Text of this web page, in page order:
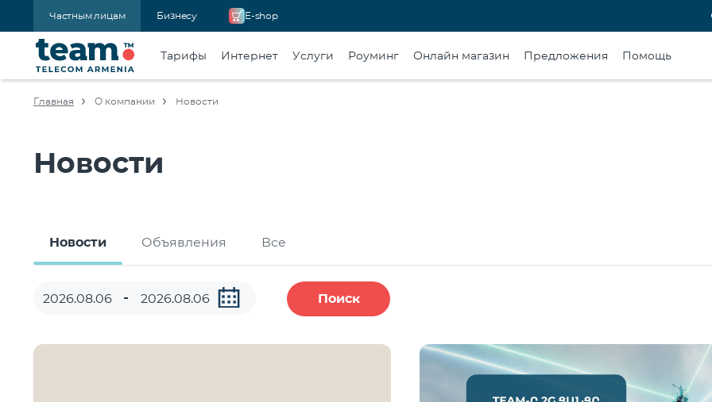
Частным лицам Бизнесу E-shop
Тарифы Интернет Услуги Роуминг Онлайн магазин Предложения Помощь
Главная О компании Новости
Новости
Новости Объявления Все
Поиск